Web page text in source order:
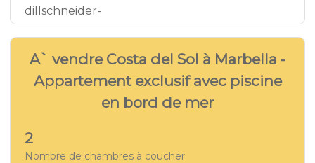
31 VILLA - MA 2216
A` vendre Costa del Sol à Marbella -
Appartement exclusif avec piscine
en bord de mer
2
Nombre de chambres à coucher